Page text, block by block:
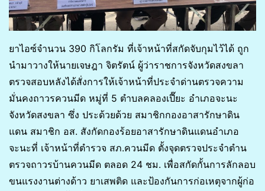
ยาไอซ์จำนวน 390 กิโลกรัม ที่เจ้าหน้าที่สกัดจับกุมไว้ได้ ถูก
นำมาวางให้นายเจษฎา จิตรัตน์ ผู้ว่าราชการจังหวัดสงขลา
ตรวจสอบหลังได้สั่งการให้เจ้าหน้าที่ประจำด่านตรวจความ
มั่นคงถาวรควนมีด หมู่ที่ 5 ตำบลคลองเปี๊ยะ อำเภอจะนะ
จังหวัดสงขลา ซึ่ง ประด้วยด้วย สมาชิกกองอาสารักษาดิน
แดน สมาชิก อส. สังกัดกองร้อยอาสารักษาดินแดนอำเภอ
จะนะที่ เจ้าหน้าที่ตำรวจ สภ.ควนมีด ตั้งจุดตรวจประจำตำน
ตรวจถาวรบ้านควนมีด ตลอด 24 ชม. เพื่อสกัดกั้นการลักลอบ
ขนแรงงานต่างด้าว ยาเสพติด และป้องกันการก่อเหตุจากผู้ก่อ